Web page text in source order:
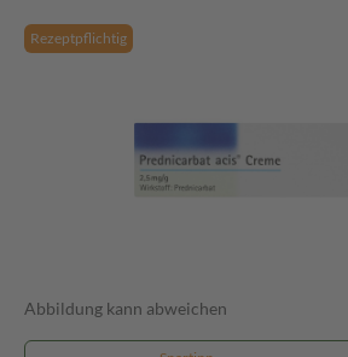
Rezeptpflichtig
Abbildung kann abweichen